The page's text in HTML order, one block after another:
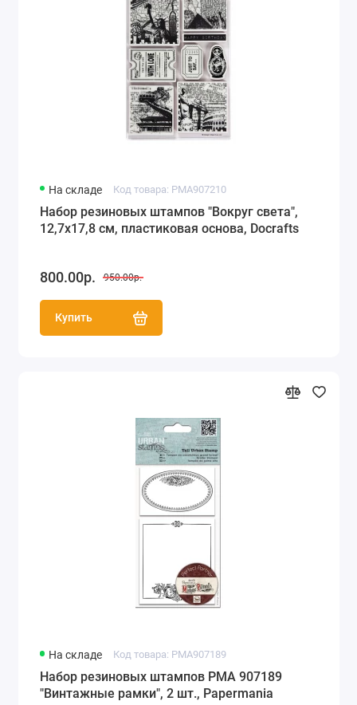
На складе Код товара: PMA907210
Набор резиновых штампов "Вокруг света",
12,7х17,8 см, пластиковая основа, Docrafts
800.00р. 950.00р.
Купить
На складе Код товара: PMA907189
Набор резиновых штампов PMA 907189
"Винтажные рамки", 2 шт., Papermania